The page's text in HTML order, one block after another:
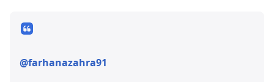
@farhanazahra91